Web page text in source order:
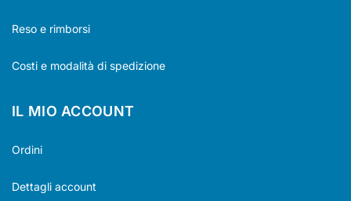
Reso e rimborsi
Costi e modalità di spedizione
IL MIO ACCOUNT
Ordini
Dettagli account